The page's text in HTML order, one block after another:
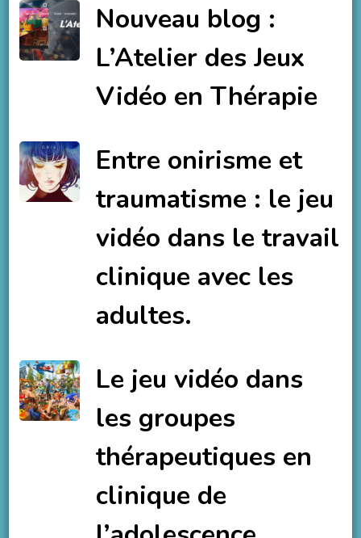
Nouveau blog :
L’Atelier des Jeux
Vidéo en Thérapie
Entre onirisme et
traumatisme : le jeu
vidéo dans le travail
clinique avec les
adultes.
Le jeu vidéo dans
les groupes
thérapeutiques en
clinique de